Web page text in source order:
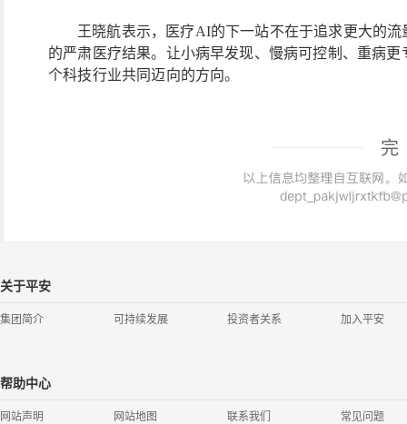
王晓航表示，医疗AI的下一站不在于追求更大的
的严肃医疗结果。让小病早发现、慢病可控制、重病
个科技行业共同迈向的方向。
完
关于平安
集团简介 可持续发展 投资者关系 加入平安
帮助中心
网站声明 网站地图 联系我们
常见问题